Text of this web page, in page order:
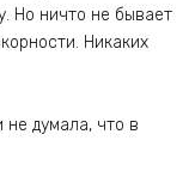
Но ничто не бывает
Никаких
не думала, что в